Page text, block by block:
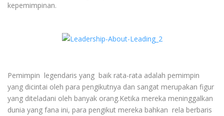
kepemimpinan.
Pemimpin legendaris yang baik rata-rata adalah pemimpin
yang dicintai oleh para pengikutnya dan sangat merupakan figur
yang diteladani oleh banyak orang.Ketika mereka meninggalkan
dunia yang fana ini, para pengikut mereka bahkan rela berbaris